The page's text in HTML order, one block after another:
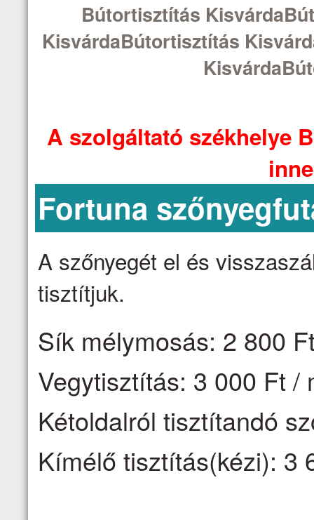
Bútortisztítás
KisvárdaBútortisztítás
A szolgáltató székhelye
Fortuna
A szőnyegét el és
tisztítjuk.
Sík mélymosás: 2 800
Vegytisztítás: 3 000 Ft /
Kétoldalról tisztítandó
Kímélő tisztítás(kézi): 3